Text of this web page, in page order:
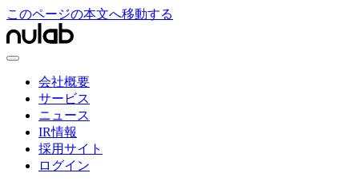
このページの本文へ移動する
会社概要
サービス
ニュース
IR情報
採用サイト
ログイン